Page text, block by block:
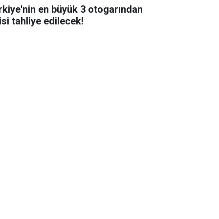
en büyük 3 otogarından
tahliye edilecek!